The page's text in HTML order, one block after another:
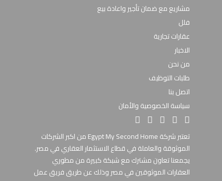
مشاريع مع ضمان تأجير واعادة بيع
فلل
عقارات تجارية
الاخبار
من نحن
طلبات التوظيف
اتصل بنا
سياسة الخصوصية والأمان
تعتبر شركة Egypt My Second Home من اكبر الشركات
الموثوقة والعاملة في قطاع الاستثمار العقاري في مصر.
يجمعنا تعاون مشترك مع شبكة كبيرة من مطوري
العقارات الموثوقين في مصر وذلك عن طريق فريق عمل